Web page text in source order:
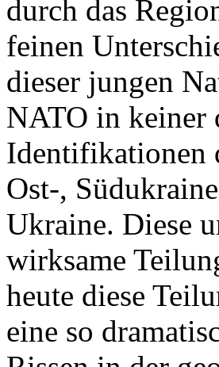
durch das
feinen
dieser jungen
NATO in keiner
Identifikationen
Ost-,
Ukraine. Diese
wirksame
heute diese
eine so